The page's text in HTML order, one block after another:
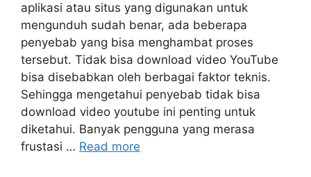
aplikasi atau situs yang digunakan untuk
mengunduh sudah benar, ada beberapa
penyebab yang bisa menghambat proses
tersebut. Tidak bisa download video YouTube
bisa disebabkan oleh berbagai faktor teknis.
Sehingga mengetahui penyebab tidak bisa
download video youtube ini penting untuk
diketahui. Banyak pengguna yang merasa
frustasi … Read more